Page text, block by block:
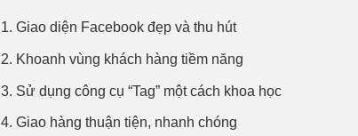
1. Giao diện Facebook đẹp và thu hút
2. Khoanh vùng khách hàng tiềm năng
3. Sử dụng công cụ “Tag” một cách khoa học
4. Giao hàng thuận tiện, nhanh chóng